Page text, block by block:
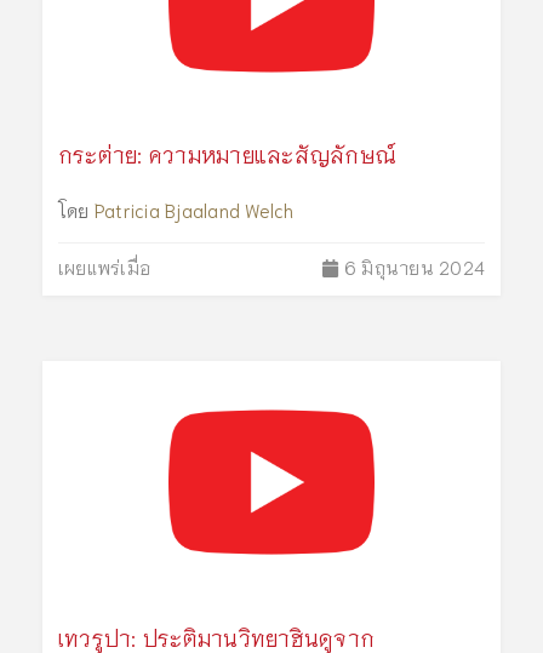
กระต่าย: ความหมายและสัญลักษณ์
โดย Patricia Bjaaland Welch
เผยแพร่เมื่อ 6 มิถุนายน 2024
เทวรูปา: ประติมานวิทยาฮินดูจาก